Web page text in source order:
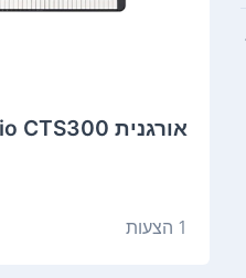
‏אורגנית Casio CTS300 קסיו
1 הצעות